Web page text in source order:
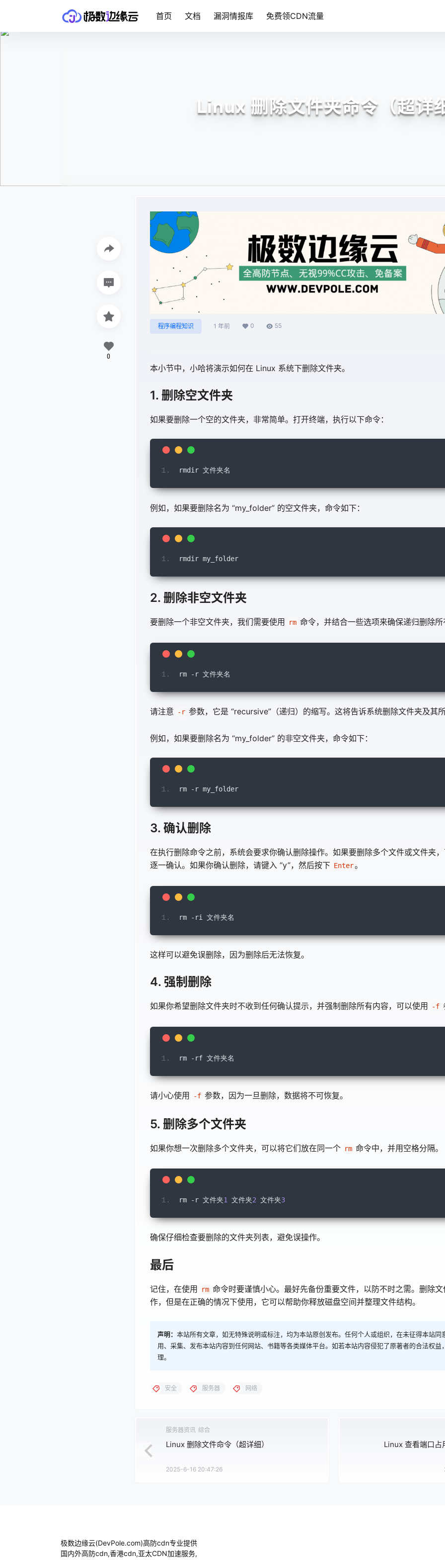
首页 文档 漏洞情报库 免费领CDN流量
Linux 删除文件夹命令（超详
程序编程知识 1 年前 0 55
本小节中，小哈将演示如何在 Linux 系统下删除文件夹。
1. 删除空文件夹
如果要删除一个空的文件夹，非常简单。打开终端，执行以下命令：
rmdir 文件夹名
例如，如果要删除名为 “my_folder” 的空文件夹，命令如下：
rmdir my_folder
2. 删除非空文件夹
要删除一个非空文件夹，我们需要使用 rm 命令，并结合一些选项来确保递归删除
rm - r 文件夹名
请注意 -r 参数，它是 “recursive”（递归）的缩写。这将告诉系统删除文件夹及其
例如，如果要删除名为 “my_folder” 的非空文件夹，命令如下：
rm - r my_folder
3. 确认删除
在执行删除命令之前，系统会要求你确认删除操作。如果要删除多个文件或文件夹
逐一确认。如果你确认删除，请键入 “y”，然后按下 Enter。
rm - ri 文件夹名
这样可以避免误删除，因为删除后无法恢复。
4. 强制删除
如果你希望删除文件夹时不收到任何确认提示，并强制删除所有内容，可以使用 -f
rm - rf 文件夹名
请小心使用 -f 参数，因为一旦删除，数据将不可恢复。
5. 删除多个文件夹
如果你想一次删除多个文件夹，可以将它们放在同一个 rm 命令中，并用空格分隔。
rm - r 文件夹1 文件夹2 文件夹3
确保仔细检查要删除的文件夹列表，避免误操作。
最后
记住，在使用 rm 命令时要谨慎小心。最好先备份重要文件，以防不时之需。删除
作，但是在正确的情况下使用，它可以帮助你释放磁盘空间并整理文件结构。
声明： 本站所有文章，如无特殊说明或标注，均为本站原创发布。任何个人或组织，在未征得本站同
用、采集、发布本站内容到任何网站、书籍等各类媒体平台。如若本站内容侵犯了原著者的合法权益
理。
0
安全 服务器 网络
服务器资讯 综合
Linux 删除文件命令（超详细）
2025-6-16 20:47:26
Linux 查看端口占
极数边缘云(DevPole.com)高防cdn专业提供
国内外高防cdn,香港cdn,亚太CDN加速服务,